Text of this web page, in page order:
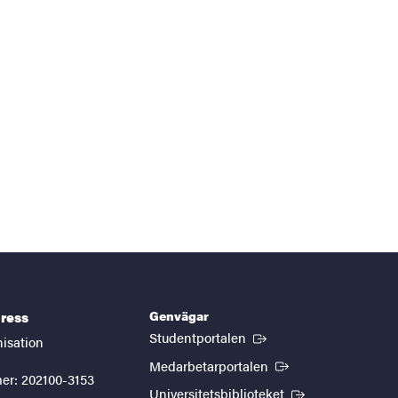
202100-3153
Genvägar
Studentportalen (Extern länk)
Medarbetarportalen (Extern länk)
Universitetsbiblioteket (Extern länk)